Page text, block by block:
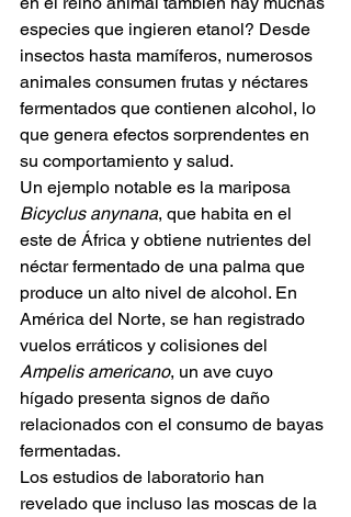
especies que ingieren etanol? Desde
insectos hasta mamíferos, numerosos
animales consumen frutas y néctares
fermentados que contienen alcohol, lo
que genera efectos sorprendentes en
su comportamiento y salud.
Un ejemplo notable es la mariposa
Bicyclus anynana, que habita en el
este de África y obtiene nutrientes del
néctar fermentado de una palma que
produce un alto nivel de alcohol. En
América del Norte, se han registrado
vuelos erráticos y colisiones del
Ampelis americano, un ave cuyo
hígado presenta signos de daño
relacionados con el consumo de bayas
fermentadas.
Los estudios de laboratorio han
revelado que incluso las moscas de la